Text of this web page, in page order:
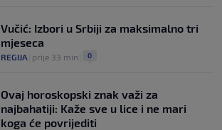
Vučić: Izbori u Srbiji za maksimalno tri
mjeseca
REGIJA prije 33 min 0
Ovaj horoskopski znak važi za
najbahatiji: Kaže sve u lice i ne mari
koga će povrijediti